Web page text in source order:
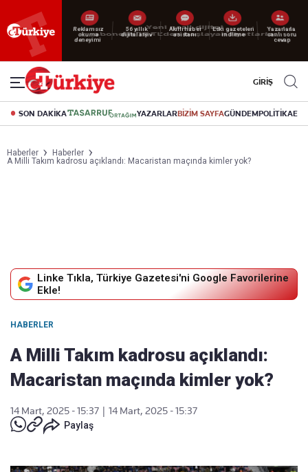
Reklamsız
okuma
deneyimi
56 yıllık
dijital arşiv
Akıllı haber
asistanı
Eski gazeteleri
indirme
Yazarlarla
canlı soru
cevap
GİRİŞ
SON DAKİKA YAZARLARBİZİM SAYFAGÜNDEMPOLİTİKA
Haberler
Haberler
A Milli Takım kadrosu açıklandı: Macaristan maçında kimler yok?
Linke Tıkla, Türkiye Gazetesi'ni Google Favorilerine
Ekle!
HABERLER
A Milli Takım kadrosu açıklandı:
Macaristan maçında kimler yok?
14 Mart, 2025 - 15:37
14 Mart, 2025 - 15:37
Paylaş